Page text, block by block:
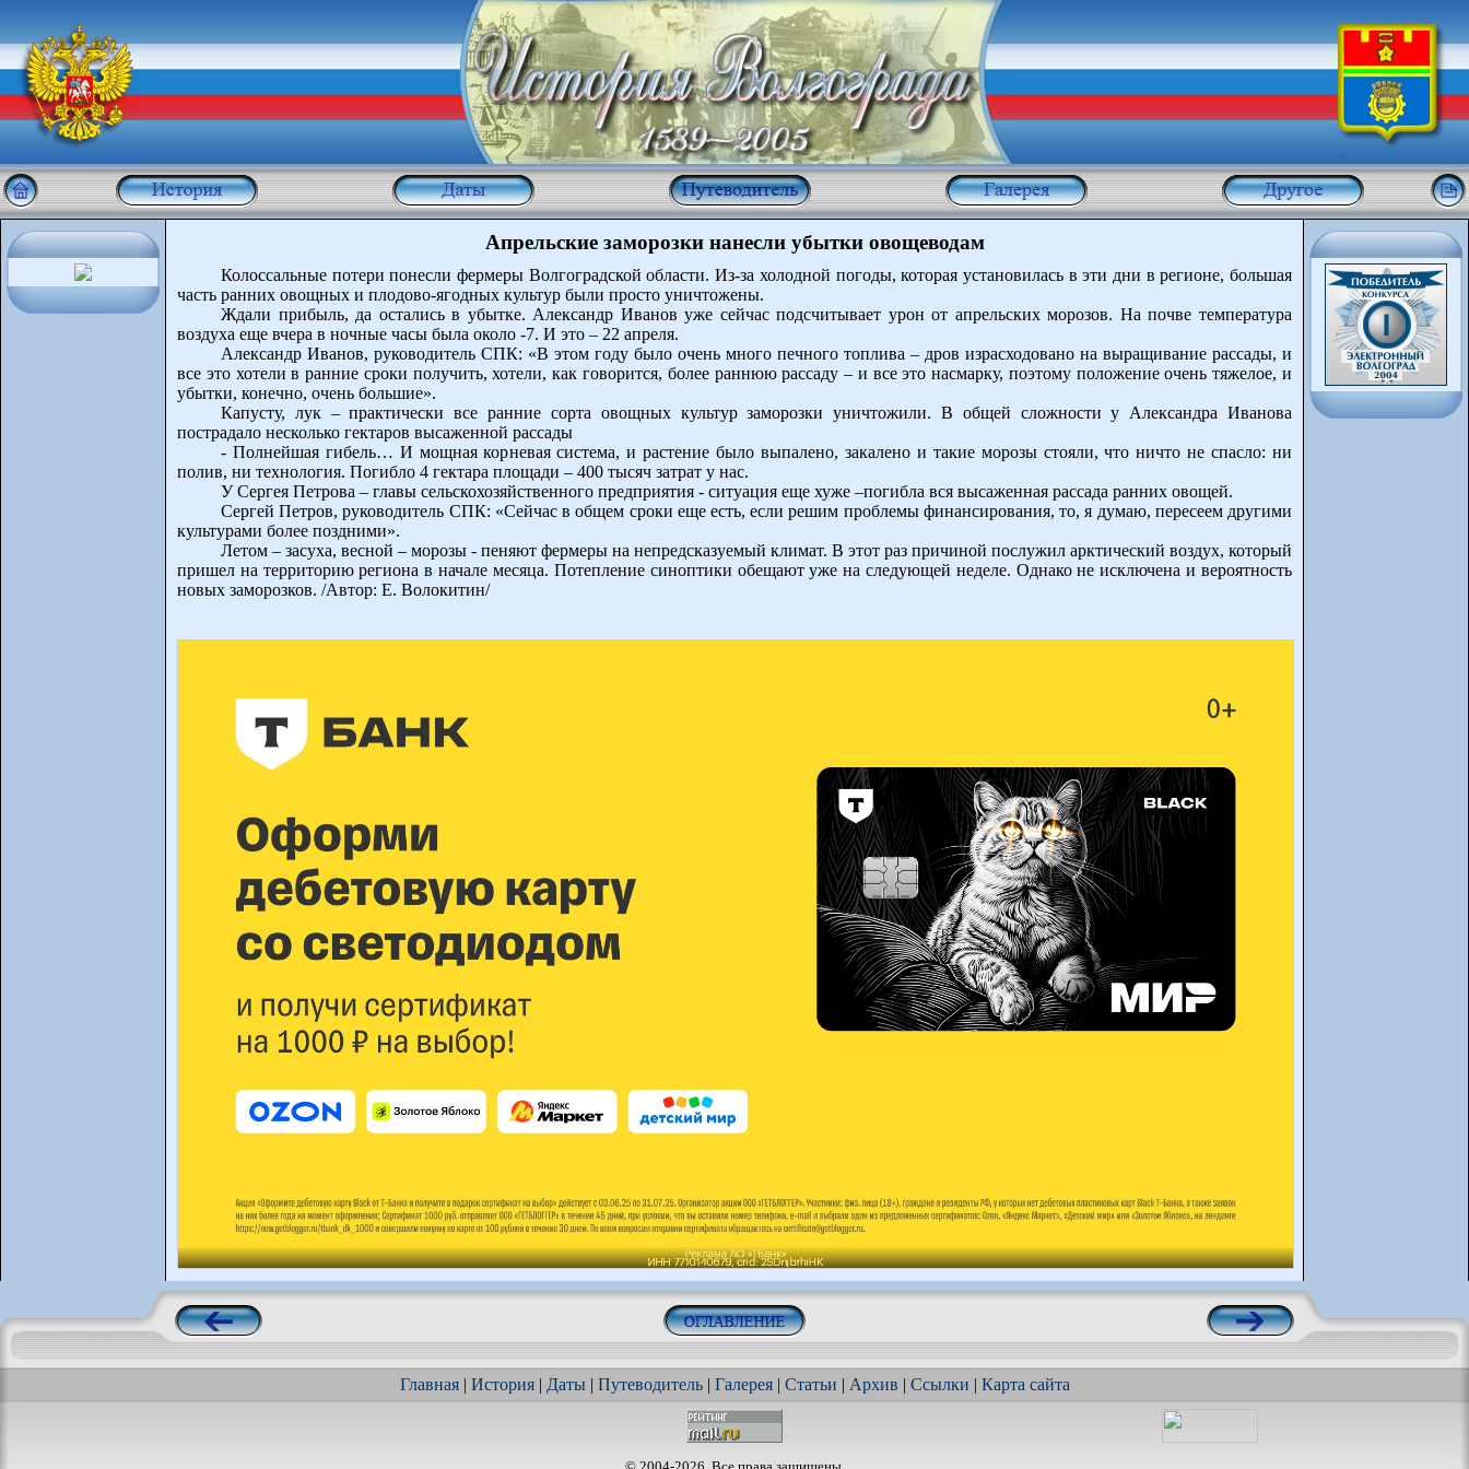
Апрельские заморозки нанесли убытки овощеводам
Колоссальные потери понесли фермеры Волгоградской области. Из-за холодной погоды, которая установилась в эти дни в регионе, большая
часть ранних овощных и плодово-ягодных культур были просто уничтожены.
Ждали прибыль, да остались в убытке. Александр Иванов уже сейчас подсчитывает урон от апрельских морозов. На почве температура
воздуха еще вчера в ночные часы была около -7. И это – 22 апреля.
Александр Иванов, руководитель СПК: «В этом году было очень много печного топлива – дров израсходовано на выращивание рассады, и
все это хотели в ранние сроки получить, хотели, как говорится, более раннюю рассаду – и все это насмарку, поэтому положение очень тяжелое, и
убытки, конечно, очень большие».
Капусту, лук – практически все ранние сорта овощных культур заморозки уничтожили. В общей сложности у Александра Иванова
пострадало несколько гектаров высаженной рассады
- Полнейшая гибель… И мощная корневая система, и растение было выпалено, закалено и такие морозы стояли, что ничто не спасло: ни
полив, ни технология. Погибло 4 гектара площади – 400 тысяч затрат у нас.
У Сергея Петрова – главы сельскохозяйственного предприятия - ситуация еще хуже –погибла вся высаженная рассада ранних овощей.
Сергей Петров, руководитель СПК: «Сейчас в общем сроки еще есть, если решим проблемы финансирования, то, я думаю, пересеем другими
культурами более поздними».
Летом – засуха, весной – морозы - пеняют фермеры на непредсказуемый климат. В этот раз причиной послужил арктический воздух, который
пришел на территорию региона в начале месяца. Потепление синоптики обещают уже на следующей неделе. Однако не исключена и вероятность
новых заморозков. /Автор: Е. Волокитин/
Главная| История| Даты| Путеводитель| Галерея| Статьи | Архив | Ссылки | Карта сайта